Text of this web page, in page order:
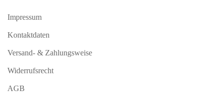
Impressum
Kontaktdaten
Versand- & Zahlungsweise
Widerrufsrecht
AGB